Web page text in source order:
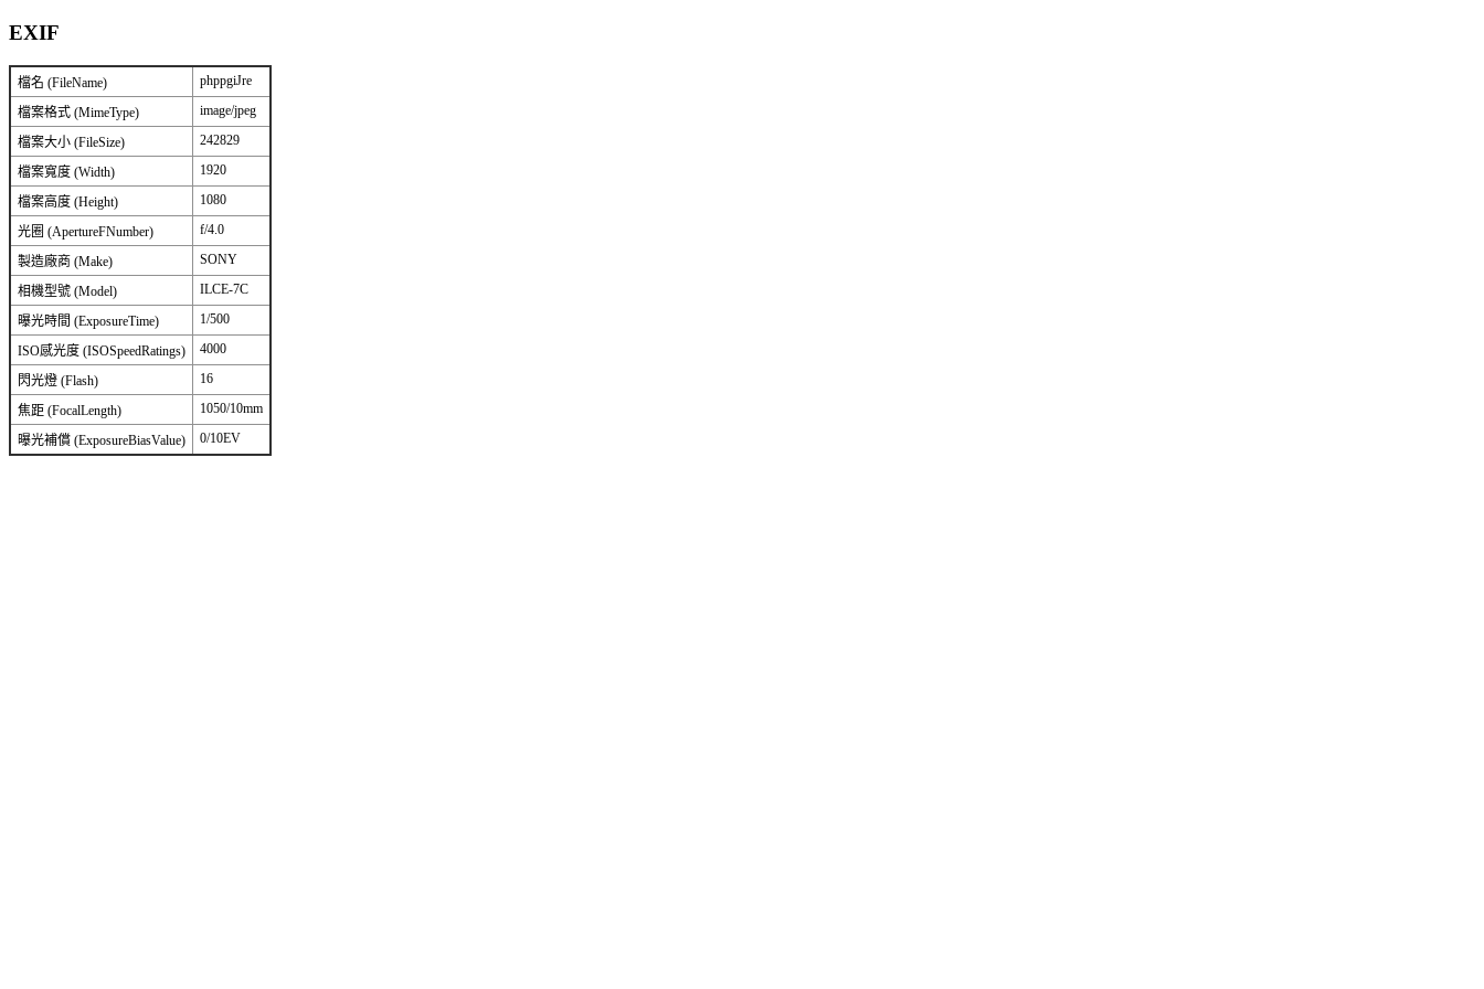
EXIF
檔名 (FileName) phppgiJre
檔案格式 (MimeType) image/jpeg
檔案大小 (FileSize) 242829
檔案寬度 (Width) 1920
檔案高度 (Height) 1080
光圈 (ApertureFNumber) f/4.0
製造廠商 (Make) SONY
相機型號 (Model) ILCE-7C
曝光時間 (ExposureTime) 1/500
ISO感光度 (ISOSpeedRatings) 4000
閃光燈 (Flash) 16
焦距 (FocalLength) 1050/10mm
曝光補償 (ExposureBiasValue) 0/10EV